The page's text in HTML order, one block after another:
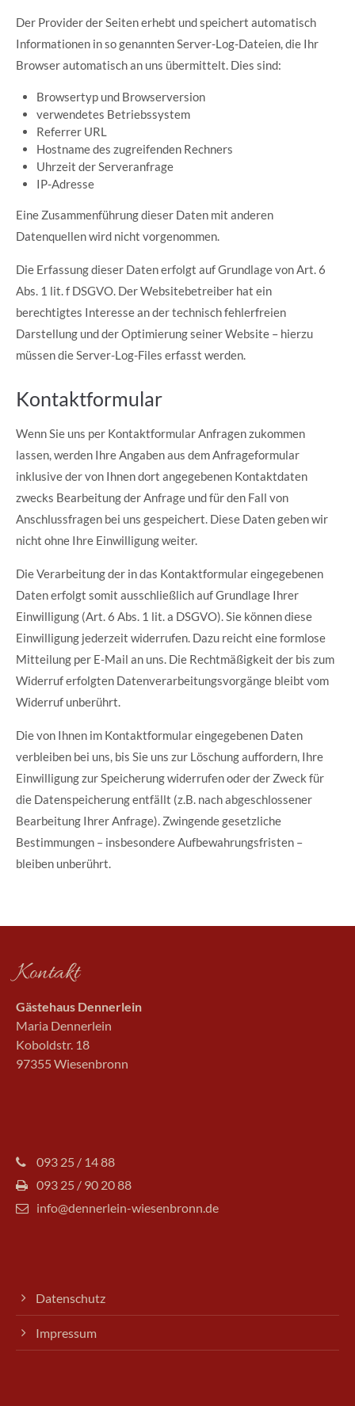
Der Provider der Seiten erhebt und speichert automatisch
Informationen in so genannten Server-Log-Dateien, die Ihr
Browser automatisch an uns übermittelt. Dies sind:
Browsertyp und Browserversion
verwendetes Betriebssystem
Referrer URL
Hostname des zugreifenden Rechners
Uhrzeit der Serveranfrage
IP-Adresse
Eine Zusammenführung dieser Daten mit anderen
Datenquellen wird nicht vorgenommen.
Die Erfassung dieser Daten erfolgt auf Grundlage von Art. 6
Abs. 1 lit. f DSGVO. Der Websitebetreiber hat ein
berechtigtes Interesse an der technisch fehlerfreien
Darstellung und der Optimierung seiner Website – hierzu
müssen die Server-Log-Files erfasst werden.
Kontaktformular
Wenn Sie uns per Kontaktformular Anfragen zukommen
lassen, werden Ihre Angaben aus dem Anfrageformular
inklusive der von Ihnen dort angegebenen Kontaktdaten
zwecks Bearbeitung der Anfrage und für den Fall von
Anschlussfragen bei uns gespeichert. Diese Daten geben wir
nicht ohne Ihre Einwilligung weiter.
Die Verarbeitung der in das Kontaktformular eingegebenen
Daten erfolgt somit ausschließlich auf Grundlage Ihrer
Einwilligung (Art. 6 Abs. 1 lit. a DSGVO). Sie können diese
Einwilligung jederzeit widerrufen. Dazu reicht eine formlose
Mitteilung per E-Mail an uns. Die Rechtmäßigkeit der bis zum
Widerruf erfolgten Datenverarbeitungsvorgänge bleibt vom
Widerruf unberührt.
Die von Ihnen im Kontaktformular eingegebenen Daten
verbleiben bei uns, bis Sie uns zur Löschung auffordern, Ihre
Einwilligung zur Speicherung widerrufen oder der Zweck für
die Datenspeicherung entfällt (z.B. nach abgeschlossener
Bearbeitung Ihrer Anfrage). Zwingende gesetzliche
Bestimmungen – insbesondere Aufbewahrungsfristen –
bleiben unberührt.
Kontakt
Gästehaus Dennerlein
Maria Dennerlein
Koboldstr. 18
97355 Wiesenbronn
093 25 / 14 88
093 25 / 90 20 88
info@dennerlein-wiesenbronn.de
Datenschutz
Impressum